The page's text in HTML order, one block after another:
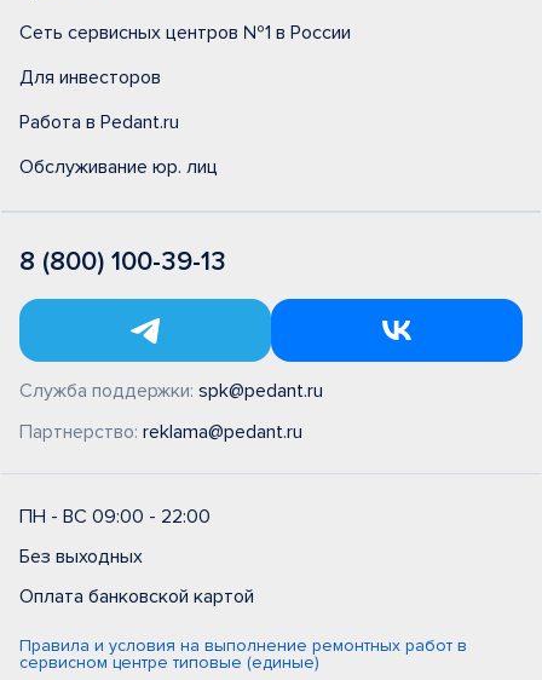
Сеть сервисных центров №1 в России
Для инвесторов
Работа в Pedant.ru
Обслуживание юр. лиц
8 (800) 100-39-13
Служба поддержки: spk@pedant.ru
Партнерство: reklama@pedant.ru
ПН - ВС 09:00 - 22:00
Без выходных
Оплата банковской картой
Правила и условия на выполнение ремонтных работ в
сервисном центре типовые (единые)